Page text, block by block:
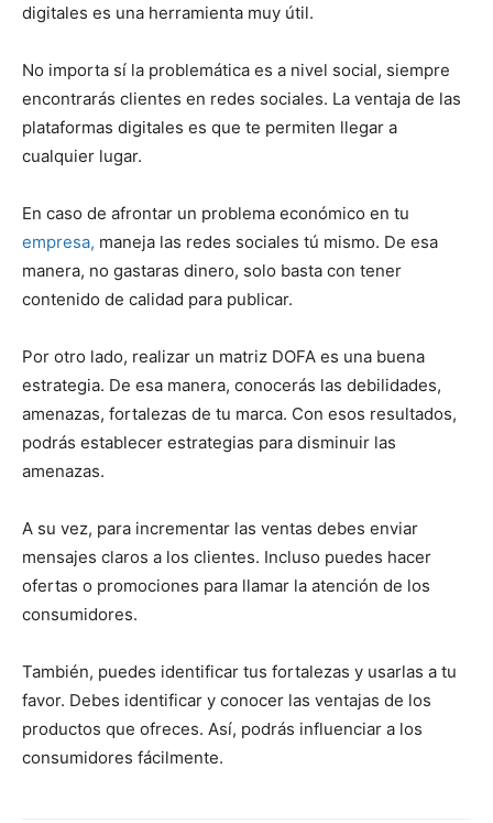
digitales es una herramienta muy útil.
No importa sí la problemática es a nivel social, siempre
encontrarás clientes en redes sociales. La ventaja de las
plataformas digitales es que te permiten llegar a
cualquier lugar.
En caso de afrontar un problema económico en tu
empresa, maneja las redes sociales tú mismo. De esa
manera, no gastaras dinero, solo basta con tener
contenido de calidad para publicar.
Por otro lado, realizar un matriz DOFA es una buena
estrategia. De esa manera, conocerás las debilidades,
amenazas, fortalezas de tu marca. Con esos resultados,
podrás establecer estrategias para disminuir las
amenazas.
A su vez, para incrementar las ventas debes enviar
mensajes claros a los clientes. Incluso puedes hacer
ofertas o promociones para llamar la atención de los
consumidores.
También, puedes identificar tus fortalezas y usarlas a tu
favor. Debes identificar y conocer las ventajas de los
productos que ofreces. Así, podrás influenciar a los
consumidores fácilmente.